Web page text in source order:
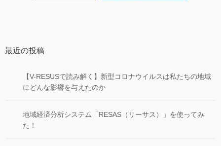
最近の投稿
【V-RESUSで読み解く】新型コロナウイルスは私たちの地域
にどんな影響を与えたのか
地域経済分析システム「RESAS（リーサス）」を使ってみ
た！